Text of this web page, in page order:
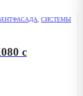
, СИСТЕМЫ
с